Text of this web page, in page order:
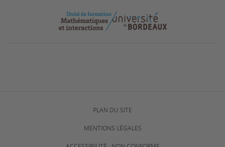
PLAN DU SITE
MENTIONS LÉGALES